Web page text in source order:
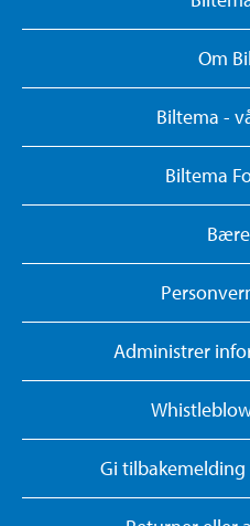
Om
Biltema -
Biltema
Administrer
Gi